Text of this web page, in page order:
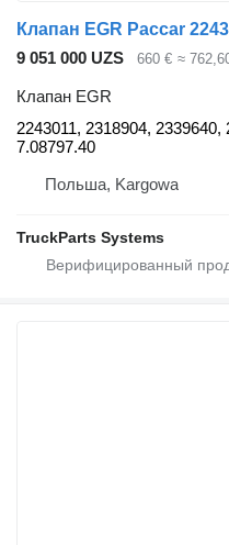
9 051 000 UZS 660 € ≈
Клапан EGR
2243011, 2318904, 2339640,
7.08797.40
Польша, Kargowa
TruckParts Systems